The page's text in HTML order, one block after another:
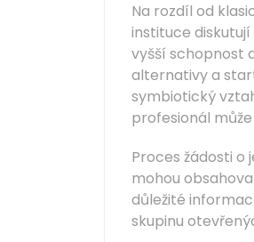
Na rozdíl od
instituce
vyšší schopnost
alternativy a
symbiotický
profesionál
Proces žádosti
mohou
důležité
skupinu